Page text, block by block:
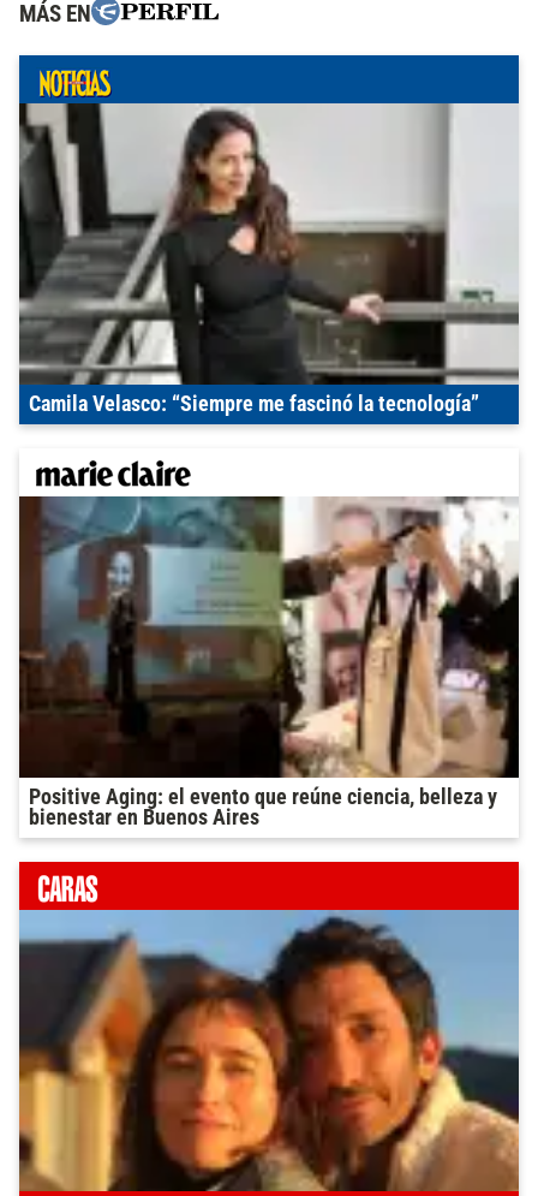
MÁS EN
Camila Velasco: “Siempre me fascinó la tecnología”
Positive Aging: el evento que reúne ciencia, belleza y
bienestar en Buenos Aires